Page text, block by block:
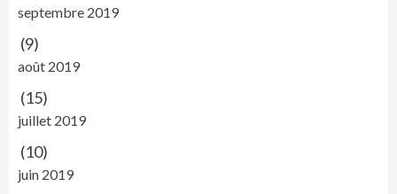
septembre 2019
(9)
août 2019
(15)
juillet 2019
(10)
juin 2019